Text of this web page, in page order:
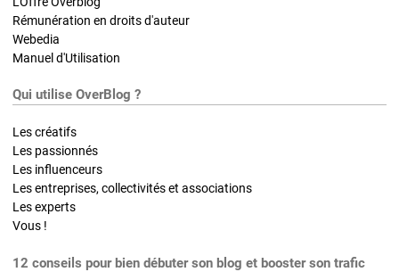
Rémunération en droits d'auteur
Webedia
Manuel d'Utilisation
Qui utilise OverBlog ?
Les créatifs
Les passionnés
Les influenceurs
Les entreprises, collectivités et associations
Les experts
Vous !
12 conseils pour bien débuter son blog et booster son trafic